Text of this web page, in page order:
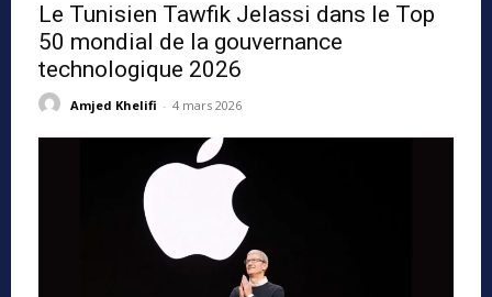
Le Tunisien Tawfik Jelassi dans le Top
50 mondial de la gouvernance
technologique 2026
Amjed Khelifi - 4 mars 2026